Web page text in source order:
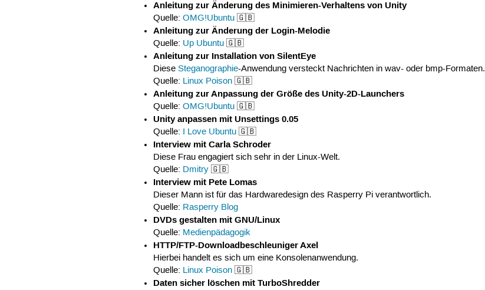
Anleitung zur Änderung des Minimieren-Verhaltens von Unity
Quelle: OMG!Ubuntu🇬🇧
Anleitung zur Änderung der Login-Melodie
Quelle: Up Ubuntu🇬🇧
Anleitung zur Installation von SilentEye
Diese Steganographie-Anwendung versteckt Nachrichten in wav- oder bmp-Formaten.
Quelle: Linux Poison🇬🇧
Anleitung zur Anpassung der Größe des Unity-2D-Launchers
Quelle: OMG!Ubuntu🇬🇧
Unity anpassen mit Unsettings 0.05
Quelle: I Love Ubuntu🇬🇧
Interview mit Carla Schroder
Diese Frau engagiert sich sehr in der Linux-Welt.
Quelle: Dmitry🇬🇧
Interview mit Pete Lomas
Dieser Mann ist für das Hardwaredesign des Rasperry Pi verantwortlich.
Quelle: Rasperry Blog
DVDs gestalten mit GNU/Linux
Quelle: Medienpädagogik
HTTP/FTP-Downloadbeschleuniger Axel
Hierbei handelt es sich um eine Konsolenanwendung.
Quelle: Linux Poison🇬🇧
Daten sicher löschen mit TurboShredder